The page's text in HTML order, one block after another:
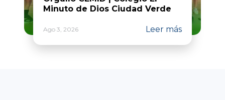
Minuto de Dios Ciudad Verde
Ago 3, 2026 Leer más